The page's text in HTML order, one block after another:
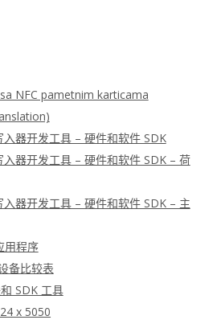
NFC pametnim karticama
入器开发工具 – 硬件和软件 SDK
入器开发工具 – 硬件和软件 SDK – 荷
入器开发工具 – 硬件和软件 SDK – 主
用程序
备比较表
SDK 工具
x 5050